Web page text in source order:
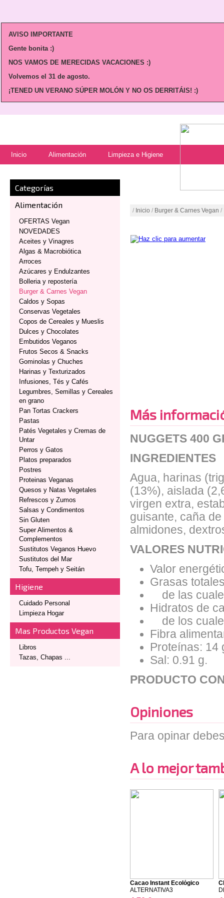
AVISO IMPORTANTE
Gente bonita :)
NOS VAMOS DE MERECIDAS VACACIONES :)
Volvemos el 31 de agosto.
¡TENED UN VERANO SÚPER MOLÓN Y NO OS DERRITÁIS! :)
Inicio Alimentación Limpieza e Higiene
Categorías
Alimentación
OFERTAS Vegan
NOVEDADES
Aceites y Vinagres
Algas & Macrobiótica
Arroces
Azúcares y Endulzantes
Bolleria y repostería
Burger & Carnes Vegan
Caldos y Sopas
Conservas Vegetales
Copos de Cereales y Mueslis
Dulces y Chocolates
Embutidos Veganos
Frutos Secos & Snacks
Gominolas y Chuches
Harinas y Texturizados
Infusiones, Tés y Cafés
Legumbres, Semillas y Cereales
en grano
Pan Tortas Crackers
Pastas
Patés Vegetales y Cremas de
Untar
Perros y Gatos
Platos preparados
Postres
Proteinas Veganas
Quesos y Natas Vegetales
Refrescos y Zumos
Salsas y Condimentos
Sin Gluten
Super Alimentos &
Complementos
Sustitutos Veganos Huevo
Sustitutos del Mar
Tofu, Tempeh y Seitán
Higiene
Cuidado Personal
Limpieza Hogar
Mas Productos Vegan
Libros
Tazas, Chapas ...
/ Inicio / Burger & Carnes Vegan /
Más
NUGGETS 400
INGREDIENTES
Agua, harinas
(13%), aislada
virgen extra,
guisante, caña
almidones,
VALORES
Valor
Grasas
de las
Hidratos de
de los
Fibra
Proteínas: 14
Sal: 0.91 g.
PRODUCTO
Opiniones
Para opinar
A lo mejor
Cacao Instant Ecológico
ALTERNATIVA3